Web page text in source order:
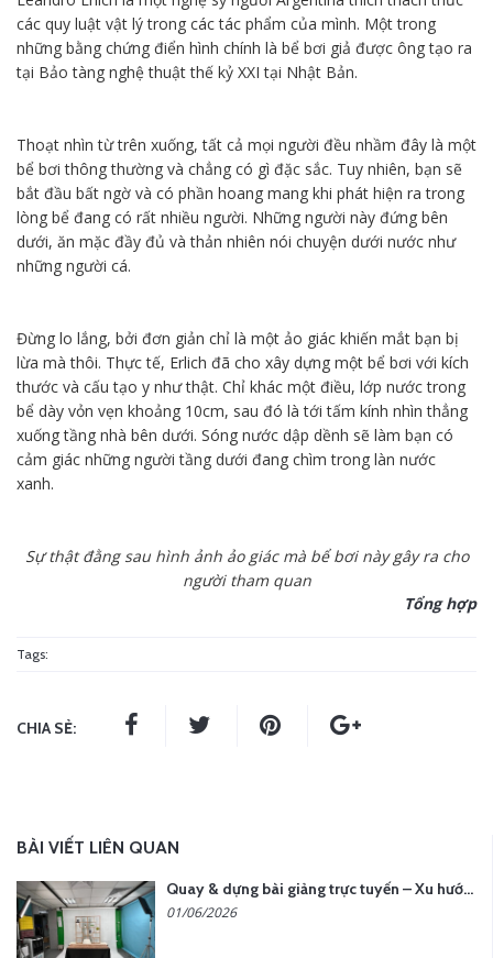
các quy luật vật lý trong các tác phẩm của mình. Một trong
những bằng chứng điển hình chính là bể bơi giả được ông tạo ra
tại Bảo tàng nghệ thuật thế kỷ XXI tại Nhật Bản.
Thoạt nhìn từ trên xuống, tất cả mọi người đều nhầm đây là một
bể bơi thông thường và chẳng có gì đặc sắc. Tuy nhiên, bạn sẽ
bắt đầu bất ngờ và có phần hoang mang khi phát hiện ra trong
lòng bể đang có rất nhiều người. Những người này đứng bên
dưới, ăn mặc đầy đủ và thản nhiên nói chuyện dưới nước như
những người cá.
Đừng lo lắng, bởi đơn giản chỉ là một ảo giác khiến mắt bạn bị
lừa mà thôi. Thực tế, Erlich đã cho xây dựng một bể bơi với kích
thước và cấu tạo y như thật. Chỉ khác một điều, lớp nước trong
bể dày vỏn vẹn khoảng 10cm, sau đó là tới tấm kính nhìn thẳng
xuống tầng nhà bên dưới. Sóng nước dập dềnh sẽ làm bạn có
cảm giác những người tầng dưới đang chìm trong làn nước
xanh.
Sự thật đằng sau hình ảnh ảo giác mà bể bơi này gây ra cho
người tham quan
Tổng hợp
Tags:
CHIA SẺ:
BÀI VIẾT LIÊN QUAN
Quay & dựng bài giảng trực tuyến – Xu hướng đào tạo thời đại số
01/06/2026